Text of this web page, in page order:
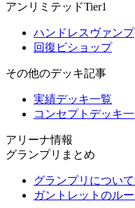
アンリミテッドTier1
ハンドレスヴァンプ
回復ビショップ
その他のデッキ記事
実績デッキ一覧
コンセプトデッキ
アリーナ情報
グランプリまとめ
グランプリについ
ガントレットのル